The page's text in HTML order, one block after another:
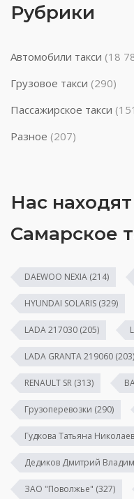
Рубрики
Автомобили такси (18
Грузовое такси (290)
Пассажирское такси
Разное (207)
Нас
Самарское
DAEWOO NEXIA (214)
HYUNDAI SOLARIS (329)
LADA 217030 (205)
LADA GRANTA 219060 (203)
RENAULT SR (313)
Грузоперевозки (290)
Гудкова Татьяна
Дедиков Дмитрий
ЗАО "Поволжье" (327)